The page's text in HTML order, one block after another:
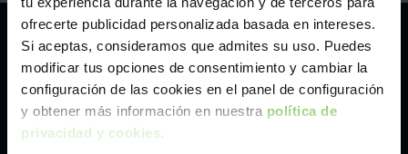
ofrecerte publicidad personalizada basada en intereses.
Si aceptas, consideramos que admites su uso. Puedes
modificar tus opciones de consentimiento y cambiar la
configuración de las cookies en el panel de configuración
y obtener más información en nuestra política de
privacidad y cookies
Nuestros puntos de venta Clicars:
Alicante
Córdoba